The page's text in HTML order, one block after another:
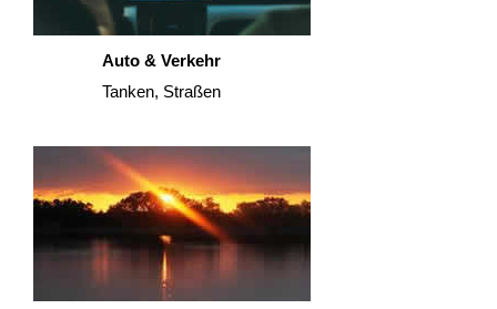
Auto & Verkehr
Tanken, Straßen